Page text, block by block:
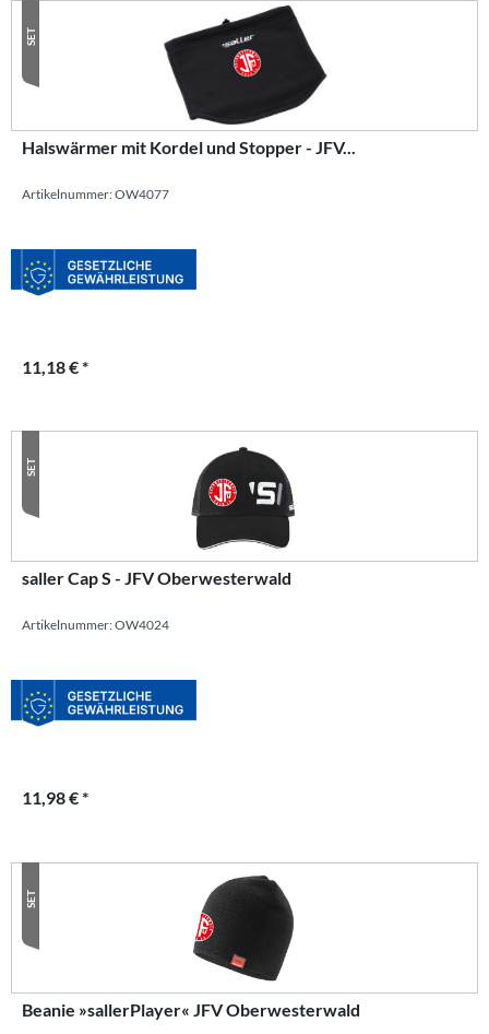
SET
Halswärmer mit Kordel und Stopper - JFV...
Artikelnummer: OW4077
11,18 € *
SET
saller Cap S - JFV Oberwesterwald
Artikelnummer: OW4024
11,98 € *
SET
Beanie »sallerPlayer« JFV Oberwesterwald